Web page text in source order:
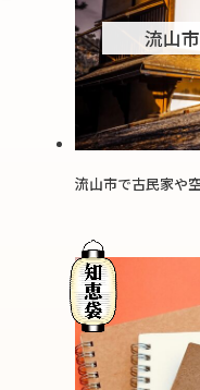
流山
流山市で古民家や